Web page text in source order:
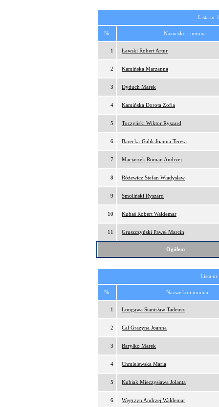
Lista nr
Nr Nazwisko i imiona
1 Ławski Robert Artur
2 Kamińska Marzanna
3 Dyduch Marek
4 Kamińska Dorota Zofia
5 Toczyński Wiktor Ryszard
6 Barecka-Galik Joanna Teresa
7 Maciaszek Roman Andrzej
8 Różewicz Stefan Władysław
9 Smoliński Ryszard
10 Kubaś Robert Waldemar
11 Gruszczyński Paweł Marcin
Ogółem
Lista
Nr Nazwisko i imiona
1 Longawa Stanisław Tadeusz
2 Cal Grażyna Joanna
3 Baryłko Marek
4 Chmielewska Maria
5 Kubiak Mieczysława Jolanta
6 Węgrzyn Andrzej Waldemar